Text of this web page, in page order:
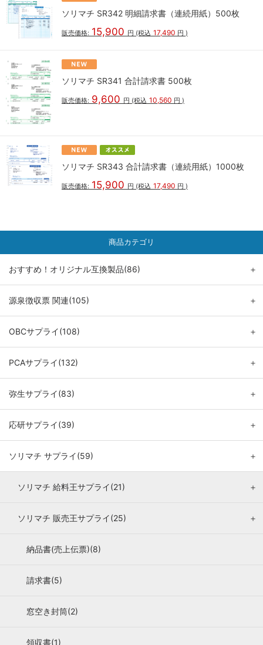
ソリマチ SR342 明細請求書（連続用紙）500枚
販売価格: 15,900 円 (税込 17,490 円 )
ソリマチ SR341 合計請求書 500枚
販売価格: 9,600 円 (税込 10,560 円 )
ソリマチ SR343 合計請求書（連続用紙）1000枚
販売価格: 15,900 円 (税込 17,490 円 )
商品カテゴリ
おすすめ！オリジナル互換製品(86) ＋
源泉徴収票 関連(105) ＋
OBCサプライ(108) ＋
PCAサプライ(132) ＋
弥生サプライ(83) ＋
応研サプライ(39) ＋
ソリマチ サプライ(59) ＋
ソリマチ 給料王サプライ(21) ＋
ソリマチ 販売王サプライ(25) ＋
納品書(売上伝票)(8)
請求書(5)
窓空き封筒(2)
領収書(1)